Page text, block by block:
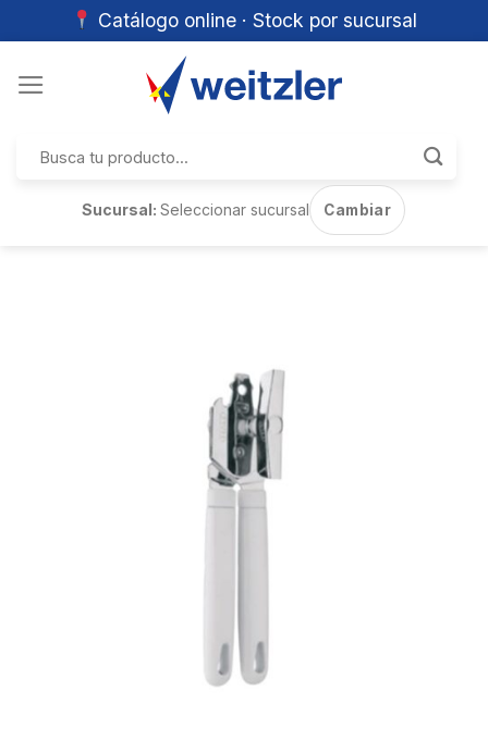
Catálogo online · Stock por sucursal
por:
Sucursal:Seleccionar sucursal Cambiar